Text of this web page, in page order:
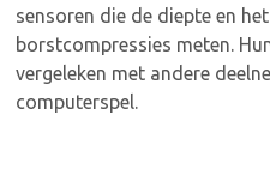
sensoren die de diepte en
borstcompressies meten.
vergeleken met andere
computerspel.